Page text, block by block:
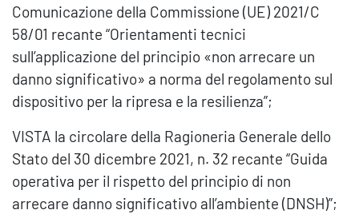
Comunicazione della Commissione (UE) 2021/C
58/01 recante “Orientamenti tecnici
sull’applicazione del principio «non arrecare un
danno significativo» a norma del regolamento sul
dispositivo per la ripresa e la resilienza”;
VISTA la circolare della Ragioneria Generale dello
Stato del 30 dicembre 2021, n. 32 recante “Guida
operativa per il rispetto del principio di non
arrecare danno significativo all’ambiente (DNSH)”;